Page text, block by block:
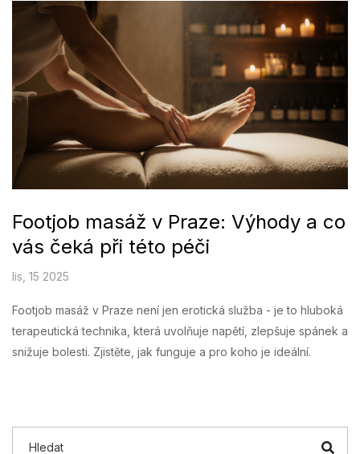
Footjob masáž v Praze: Výhody a co
vás čeká při této péči
lis, 15 2025
Footjob masáž v Praze není jen erotická služba - je to hluboká
terapeutická technika, která uvolňuje napětí, zlepšuje spánek a
snižuje bolesti. Zjistěte, jak funguje a pro koho je ideální.